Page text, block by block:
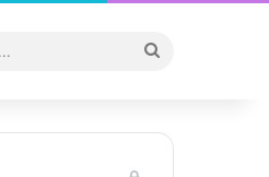
...